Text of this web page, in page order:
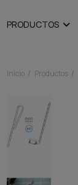
PRODUCTOS
Inicio Productos